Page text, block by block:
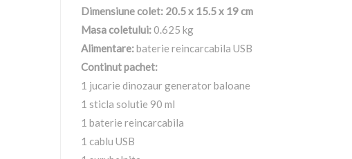
Dimensiune colet: 20.5 x 15.5 x 19 cm
Masa coletului:0.625 kg
Alimentare:baterie reincarcabila USB
Continut pachet:
1 jucarie dinozaur generator baloane
1 sticla solutie 90 ml
1 baterie reincarcabila
1 cablu USB